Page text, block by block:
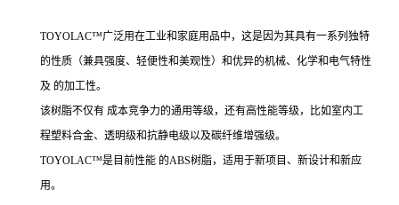
TOYOLAC™广泛用在工业和家庭用品中，这是因为其具有一系列独特
的性质（兼具强度、轻便性和美观性）和优异的机械、化学和电气特性
及 的加工性。
该树脂不仅有 成本竞争力的通用等级，还有高性能等级，比如室内工
程塑料合金、透明级和抗静电级以及碳纤维增强级。
TOYOLAC™是目前性能 的ABS树脂，适用于新项目、新设计和新应
用。